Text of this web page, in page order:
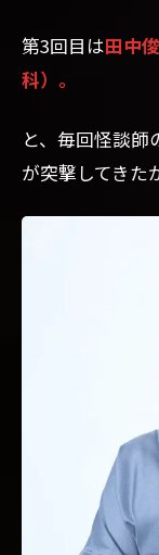
第3回目は田中
科）。
と、毎回怪談
が突撃してきた